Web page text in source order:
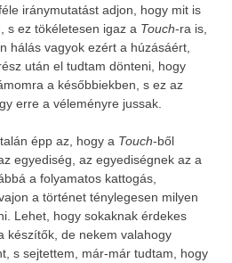
iránymutatást adjon, hogy mit is
s ez tökéletesen igaz a Touch-ra is,
hálás vagyok ezért a húzásáért,
után el tudtam dönteni, hogy
a későbbiekben, s ez az
erre a véleményre jussak.
épp az, hogy a Touch-ből
egyediség, az egyediségnek az a
a folyamatos kattogás,
a történet ténylegesen milyen
Lehet, hogy sokaknak érdekes
készítők, de nekem valahogy
s sejtettem, már-már tudtam, hogy